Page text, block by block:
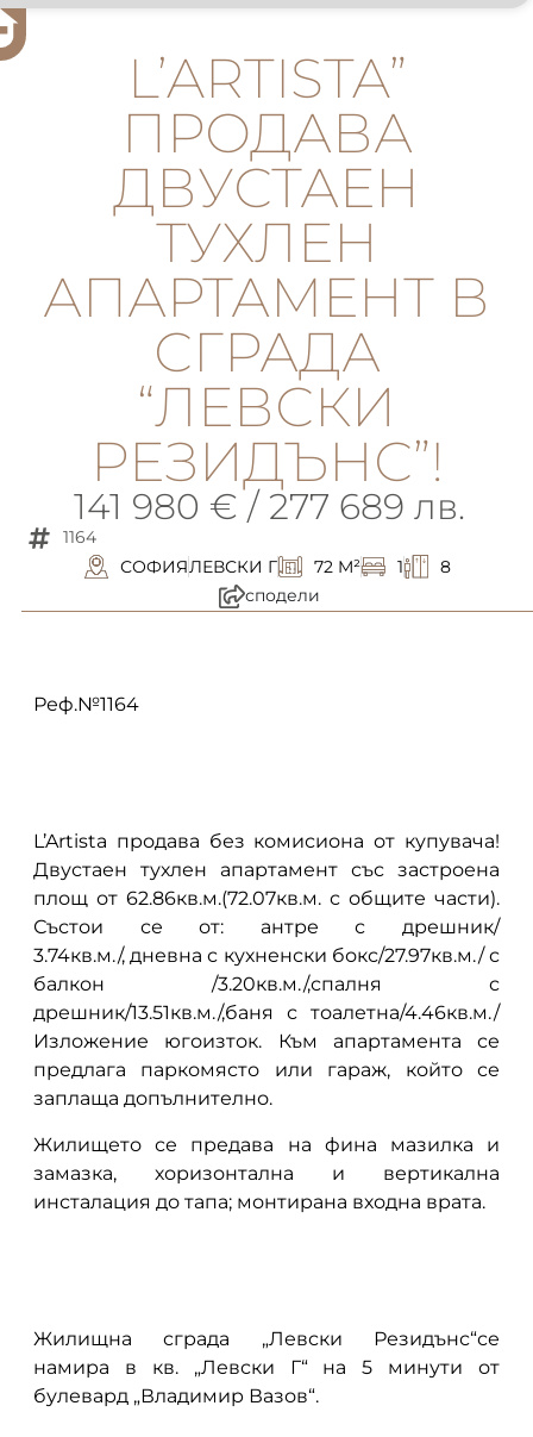
L’ARTISTA”
ПРОДАВА
ДВУСТАЕН
ТУХЛЕН
АПАРТАМЕНТ В
СГРАДА
“ЛЕВСКИ
РЕЗИДЪНС”!
141 980 € / 277 689 лв.
1164
СОФИЯЛЕВСКИ Г 72 M² 1
8
сподели
Реф.№1164
L’Artista продава без комисиона от купувача!
Двустаен тухлен апартамент със застроена
площ от 62.86кв.м.(72.07кв.м. с общите части).
Състои се от: антре с дрешник/
3.74кв.м./, дневна с кухненски бокс/27.97кв.м./ с
балкон /3.20кв.м./,спалня с
дрешник/13.51кв.м./,баня с тоалетна/4.46кв.м./
Изложение югоизток. Към апартамента се
предлага паркомясто или гараж, който се
заплаща допълнително.
Жилището се предава на фина мазилка и
замазка, хоризонтална и вертикална
инсталация до тапа; монтирана входна врата.
Жилищна сграда „Левски Резидънс“се
намира в кв. „Левски Г“ на 5 минути от
булевард „Владимир Вазов“.